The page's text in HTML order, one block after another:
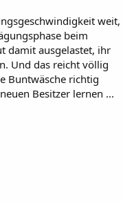
weit,
beim
damit ausgelastet, ihr
Und das reicht völlig
Buntwäsche richtig
Besitzer lernen ...